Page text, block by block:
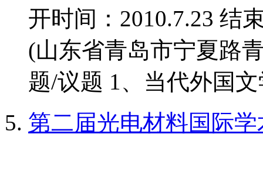
开时间：2010.7.23 结
(山东省青岛市宁夏路
题/议题 1、当代外国文
第二届光电材料国际